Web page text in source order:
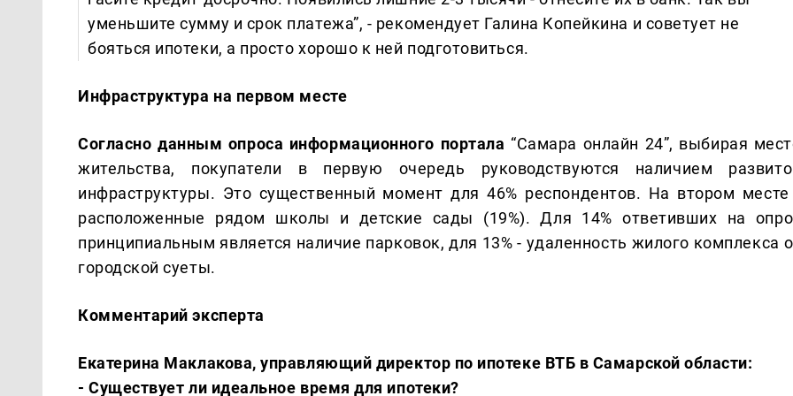
уменьшите сумму и срок платежа”, - рекомендует Галина Копейкина и советует не
бояться ипотеки, а просто хорошо к ней подготовиться.
Инфраструктура на первом месте
Согласно данным опроса информационного портала “Самара онлайн 24”, выбирая
жительства, покупатели в первую очередь руководствуются наличием
инфраструктуры. Это существенный момент для 46% респондентов. На втором
расположенные рядом школы и детские сады (19%). Для 14% ответивших на
принципиальным является наличие парковок, для 13% - удаленность жилого комплекса
городской суеты.
Комментарий эксперта
Екатерина Маклакова, управляющий директор по ипотеке ВТБ в Самарской области:
- Существует ли идеальное время для ипотеки?